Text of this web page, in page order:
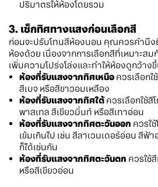
ปริมาตรให้ห้องโดยรวม
3. เช็กทิศทางแสงก่อนเลือกสี
ก่อนจะปรับโทนสีห้องนอน คุณควรคำนึง
ห้องด้วย เนื่องจากการเลือกสีที่เหมาะส
เพิ่มความโปร่งโล่งและทำให้ห้องดูกว้าง
ห้องที่รับแสงจากทิศเหนือ ควรเลือกใ
สีเบจ หรือสีขาวอมเหลือง
ห้องที่รับแสงจากทิศใต้ควรเลือกใช้สี
พาสเทล สีเขียวมิ้นท์ หรือสีเทาอ่อน
ห้องที่รับแสงจากทิศตะวันออก ควรใ
เข้มเกินไป เช่น สีลาเวนเดอร์อ่อน สีฟ้
ก็ได้เช่นกัน
ห้องที่รับแสงจากทิศตะวันตก ควรใช้
หรือสีเขียวอ่อน